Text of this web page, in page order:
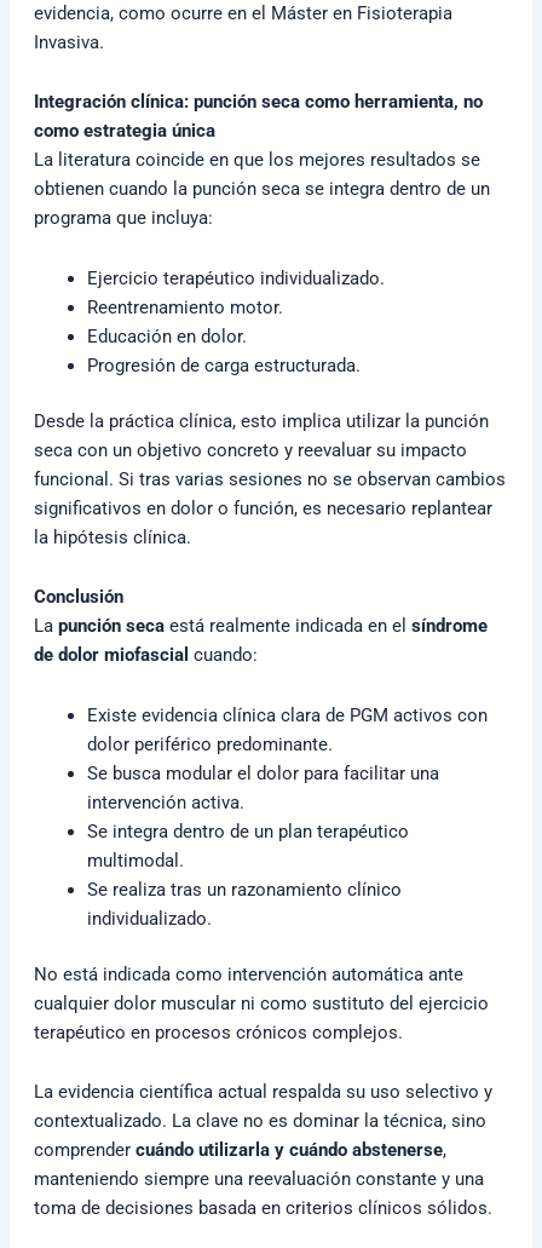
evidencia, como ocurre en el Máster en Fisioterapia
Invasiva.
Integración clínica: punción seca como herramienta, no
como estrategia única
La literatura coincide en que los mejores resultados se
obtienen cuando la punción seca se integra dentro de un
programa que incluya:
Ejercicio terapéutico individualizado.
Reentrenamiento motor.
Educación en dolor.
Progresión de carga estructurada.
Desde la práctica clínica, esto implica utilizar la punción
seca con un objetivo concreto y reevaluar su impacto
funcional. Si tras varias sesiones no se observan cambios
significativos en dolor o función, es necesario replantear
la hipótesis clínica.
Conclusión
La punción secaestá realmente indicada en el síndrome
de dolor miofascial cuando:
Existe evidencia clínica clara de PGM activos con
dolor periférico predominante.
Se busca modular el dolor para facilitar una
intervención activa.
Se integra dentro de un plan terapéutico
multimodal.
Se realiza tras un razonamiento clínico
individualizado.
No está indicada como intervención automática ante
cualquier dolor muscular ni como sustituto del ejercicio
terapéutico en procesos crónicos complejos.
La evidencia científica actual respalda su uso selectivo y
contextualizado. La clave no es dominar la técnica, sino
comprender cuándo utilizarla y cuándo abstenerse,
manteniendo siempre una reevaluación constante y una
toma de decisiones basada en criterios clínicos sólidos.